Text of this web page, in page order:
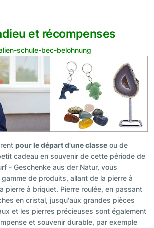
et récompenses
pour le départ d'une classe ou de
cadeau en souvenir de cette période de
- Geschenke aus der Natur, vous
de produits, allant de la pierre à
pierre à briquet. Pierre roulée, en passant
en cristal, jusqu'aux grandes pièces
et les pierres précieuses sont également
et souvenir durable, par exemple